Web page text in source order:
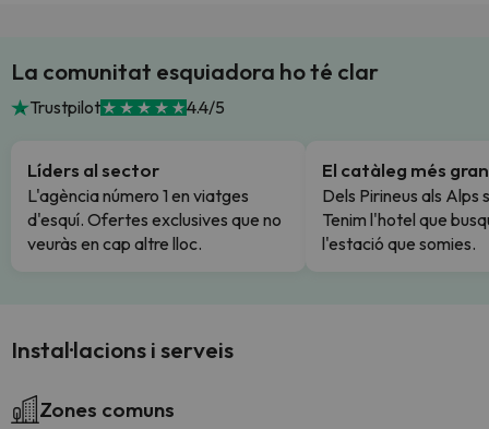
La comunitat esquiadora ho té clar
Trustpilot 4.4/5
Líders al sector
L'agència número 1 en viatges
d'esquí. Ofertes exclusives que no
veuràs en cap altre lloc.
El catàleg més gran
Dels Pirineus als Alps
Tenim l'hotel que
l'estació que somies.
Instal·lacions i serveis
Zones comuns